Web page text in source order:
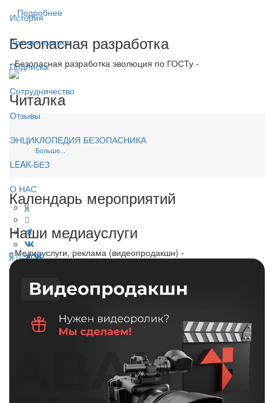
История
Архив номеров
Подписка
Сотрудничество
Отзывы
ЭНЦИКЛОПЕДИЯ БЕЗОПАСНИКА
LEAK-БЕЗ
О НАС
Подробнее
Безопасная разработка
- Безопасная разработка эволюция по ГОСТу -
Читалка
Больше...
Календарь мероприятий
Наши медиауслуги
- Медиауслуги, реклама (видеопродакшн) -